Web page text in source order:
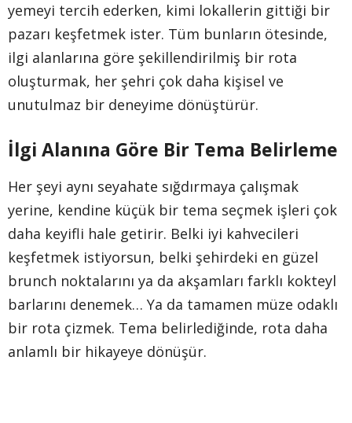
yemeyi tercih ederken, kimi lokallerin gittiği bir
pazarı keşfetmek ister. Tüm bunların ötesinde,
ilgi alanlarına göre şekillendirilmiş bir rota
oluşturmak, her şehri çok daha kişisel ve
unutulmaz bir deneyime dönüştürür.
İlgi Alanına Göre Bir Tema Belirleme
Her şeyi aynı seyahate sığdırmaya çalışmak
yerine, kendine küçük bir tema seçmek işleri çok
daha keyifli hale getirir. Belki iyi kahvecileri
keşfetmek istiyorsun, belki şehirdeki en güzel
brunch noktalarını ya da akşamları farklı kokteyl
barlarını denemek… Ya da tamamen müze odaklı
bir rota çizmek. Tema belirlediğinde, rota daha
anlamlı bir hikayeye dönüşür.